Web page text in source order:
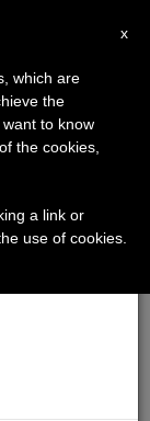
De 1,40
×
la pausa
de verano
el
x
which are
the
to know
the cookies,
a link or
use of cookies.